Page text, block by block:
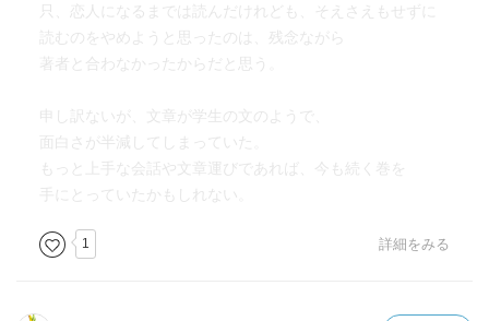
只、恋人になるまでは読んだけれども、そえさえもせずに
読むのをやめようと思ったのは、残念ながら
著者と合わなかったからだと思う。
申し訳ないが、文章が学生の文のようで、
面白さが半減してしまっていた。
もっと上手な会話や文章運びであれば、今も続く巻を
手にとっていたかもしれない。
1 詳細をみる